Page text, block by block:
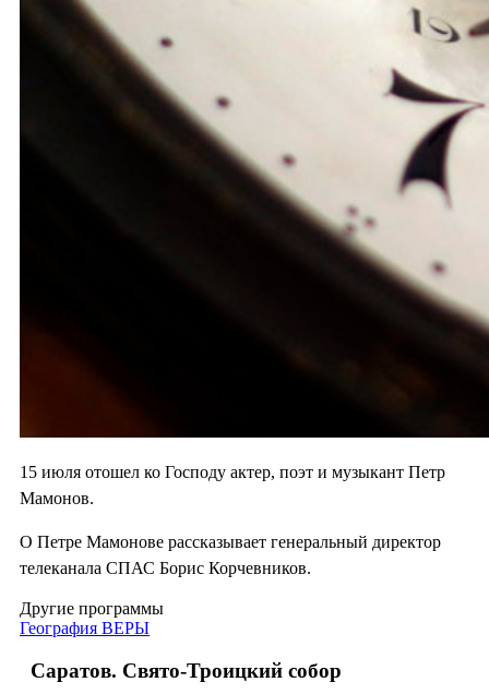
15 июля отошел ко Господу актер, поэт и музыкант Петр
Мамонов.
О Петре Мамонове рассказывает генеральный директор
телеканала СПАС Борис Корчевников.
Другие программы
География ВЕРЫ
Саратов. Свято-Троицкий собор